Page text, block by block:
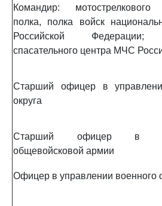
Командир: мотострелкового
полка, полка войск
Российской Федерации;
спасательного центра МЧС
Старший офицер в
округа
Старший офицер в
общевойсковой армии
Офицер в управлении военного